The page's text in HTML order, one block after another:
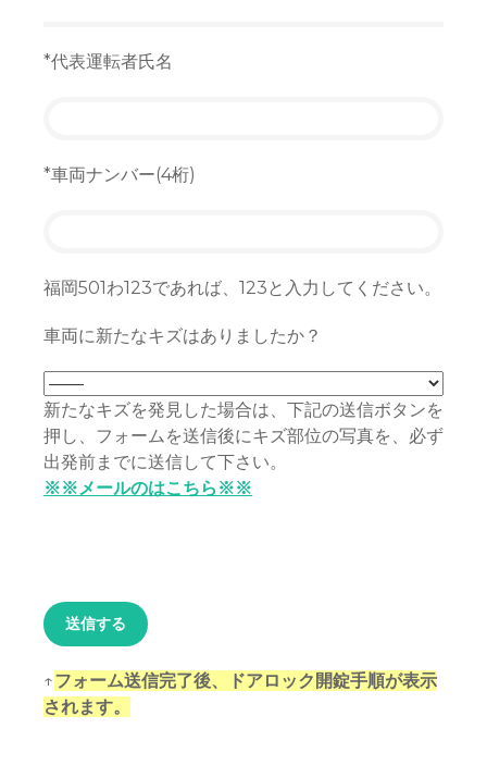
*代表運転者氏名
*車両ナンバー(4桁)
福岡501わ123であれば、123と入力してください。
車両に新たなキズはありましたか？
新たなキズを発見した場合は、下記の送信ボタンを
押し、フォームを送信後にキズ部位の写真を、必ず
出発前までに送信して下さい。
※※メールのはこちら※※
↑フォーム送信完了後、ドアロック開錠手順が表示
されます。